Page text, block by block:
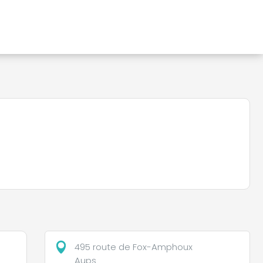
495 route de Fox-Amphoux
Aups